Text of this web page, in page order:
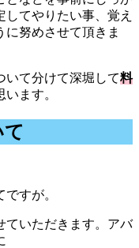
てやりたい事、覚え
努めさせて頂きま
いて分けて深堀して料
ます。
すが。
ていただきます。アバ